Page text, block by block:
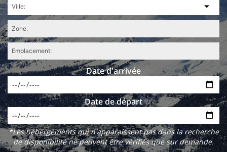
Date d'arrivée
Date de départ
*Les hébergements qui n'apparaissent pas dans la recherche
de disponibilité ne peuvent être vérifiés que sur demande.